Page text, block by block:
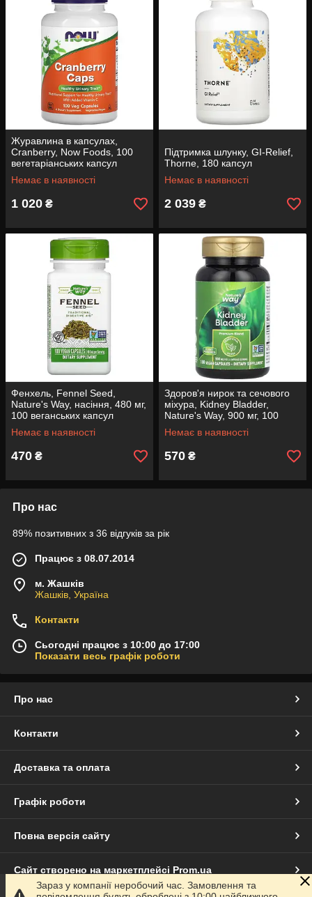
Журавлина в капсулах,
Cranberry, Now Foods, 100
вегетаріанських капсул
Немає в наявності
1 020 ₴
Підтримка шлунку, GI-Relief,
Thorne, 180 капсул
Немає в наявності
2 039 ₴
Фенхель, Fennel Seed,
Nature's Way, насіння, 480 мг,
100 веганських капсул
Немає в наявності
470 ₴
Здоров'я нирок та сечового
міхура, Kidney Bladder,
Nature's Way, 900 мг, 100
вегетаріанських капсул (450
мг в 1 капсулі)
Немає в наявності
570 ₴
Про нас
89% позитивних з 36 відгуків за рік
Працює з 08.07.2014
м. Жашків
Жашків, Україна
Контакти
Сьогодні працює з 10:00 до 17:00
Показати весь графік роботи
Про нас
Контакти
Доставка та оплата
Графік роботи
Повна версія сайту
Сайт створено на маркетплейсі Prom.ua
Зараз у компанії неробочий час. Замовлення та